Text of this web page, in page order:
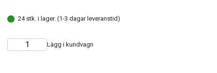
24 stk. i lager. (1-3 dagar leveranstid)
Choose
Quantity Lägg i kundvagn